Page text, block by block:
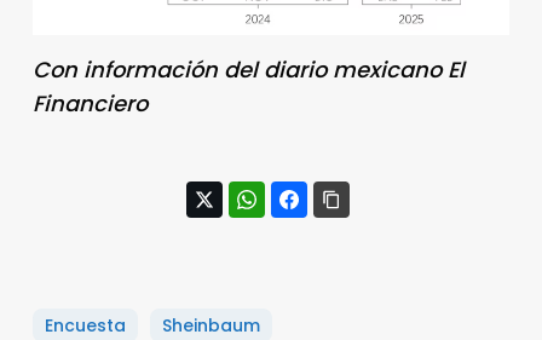
Con información del diario mexicano El
Financiero
Encuesta Sheinbaum